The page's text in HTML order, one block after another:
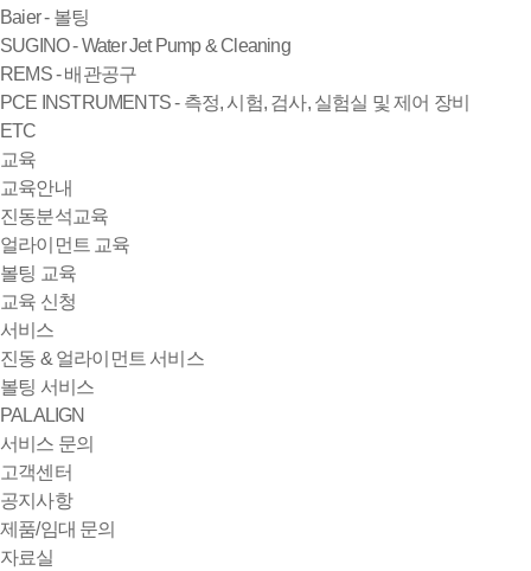
Baier - 볼팅
SUGINO - Water Jet Pump & Cleaning
REMS - 배관공구
PCE INSTRUMENTS - 측정, 시험, 검사, 실험실 및 제어 장비
ETC
교육
교육안내
진동분석교육
얼라이먼트 교육
볼팅 교육
교육 신청
서비스
진동 & 얼라이먼트 서비스
볼팅 서비스
PALALIGN
서비스 문의
고객센터
공지사항
제품/임대 문의
자료실